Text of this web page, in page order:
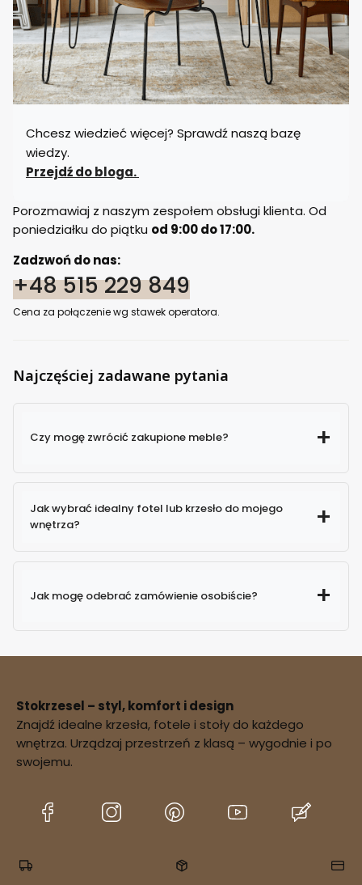
Chcesz wiedzieć więcej? Sprawdź naszą bazę
wiedzy.
Przejdź do bloga.
Porozmawiaj z naszym zespołem obsługi klienta. Od
poniedziałku do piątku od 9:00 do 17:00.
Zadzwoń do nas:
+48 515 229 849
Cena za połączenie wg stawek operatora.
Najczęściej zadawane pytania
Czy mogę zwrócić zakupione meble?
Jak wybrać idealny fotel lub krzesło do mojego
wnętrza?
Jak mogę odebrać zamówienie osobiście?
potwierdzenie
dostępności zamówienia
Stokrzesel – styl, komfort i design
Znajdź idealne krzesła, fotele i stoły do każdego
wnętrza. Urządzaj przestrzeń z klasą – wygodnie i po
swojemu.
(Otwiera (Otwiera (Otwiera
nowej
(Otwiera
nowej